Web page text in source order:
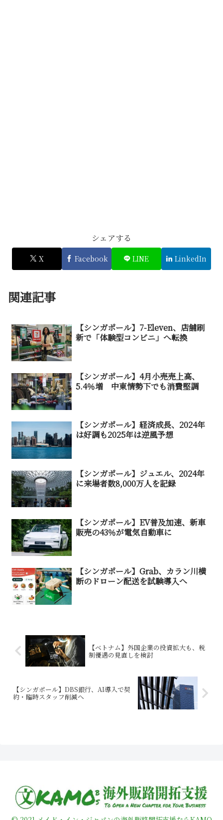
シェアする
X Facebook LINE LinkedIn
関連記事
【シンガポール】7-Eleven、店舗刷
新で「体験型コンビニ」へ転換
【シンガポール】4月小売売上高、
5.4％増 中東情勢下でも消費堅調
【シンガポール】経済成長、2024年
は好調も2025年は逆風予想
【シンガポール】ジュエル、2024年
に来場者数8,000万人を記録
【シンガポール】EV普及加速、新車
販売の43％が電気自動車に
【シンガポール】Grab、カラン川横
断のドローン配送を試験導入へ
【ベトナム】外国企業の投資拡大も、税
制優遇の見直しを検討
【シンガポール】DBS銀行、AI導入で契
約・臨時スタッフ削減へ